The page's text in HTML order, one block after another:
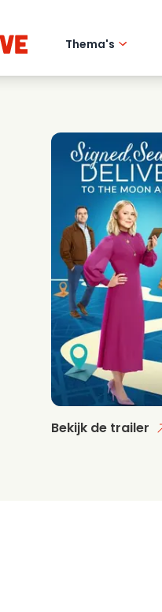
Thema's
Mysteries
Bekijk de trailer